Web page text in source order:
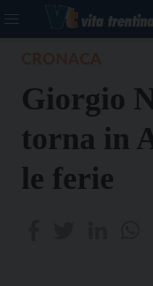
Giorgio
torna in
le ferie